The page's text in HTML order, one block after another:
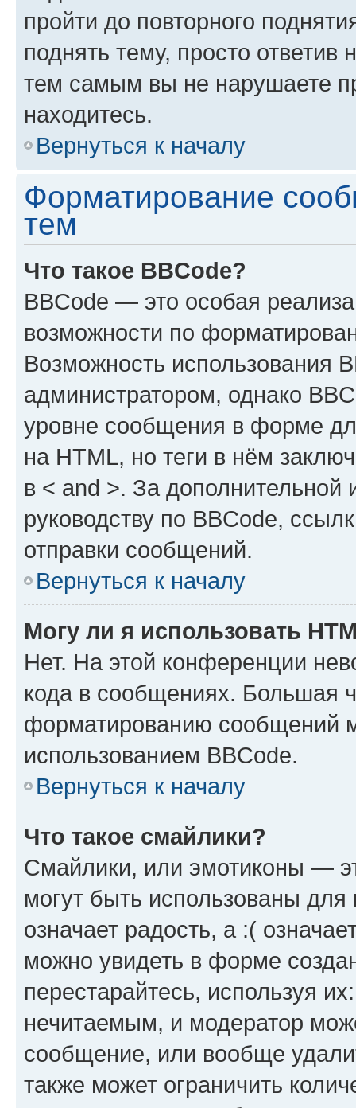
пройти до повторного
поднять тему, просто ответив
тем самым вы не нарушаете
находитесь.
Вернуться к началу
Форматирование
тем
Что такое BBCode?
BBCode — это особая
возможности по
Возможность использования
администратором, однако
уровне сообщения в форме
на HTML, но теги в нём
в < and >. За
руководству по BBCode,
отправки сообщений.
Вернуться к началу
Могу ли я использовать
Нет. На этой конференции
кода в сообщениях. Большая
форматированию сообщений
использованием BBCode.
Вернуться к началу
Что такое смайлики?
Смайлики, или эмотиконы —
могут быть использованы
означает радость, а :(
можно увидеть в форме
перестарайтесь, используя
нечитаемым, и модератор
сообщение, или вообще
также может ограничить